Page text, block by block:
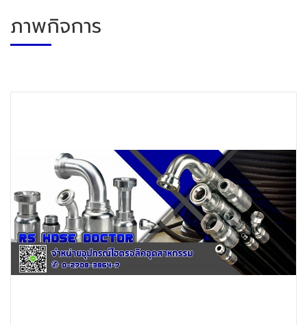
ภาพกิจการ